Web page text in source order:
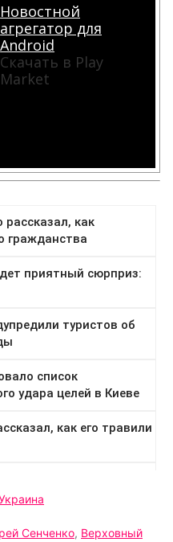
Новостной
агрегатор для
Android
Скачать в Play
Market
Сенченко, Верховный